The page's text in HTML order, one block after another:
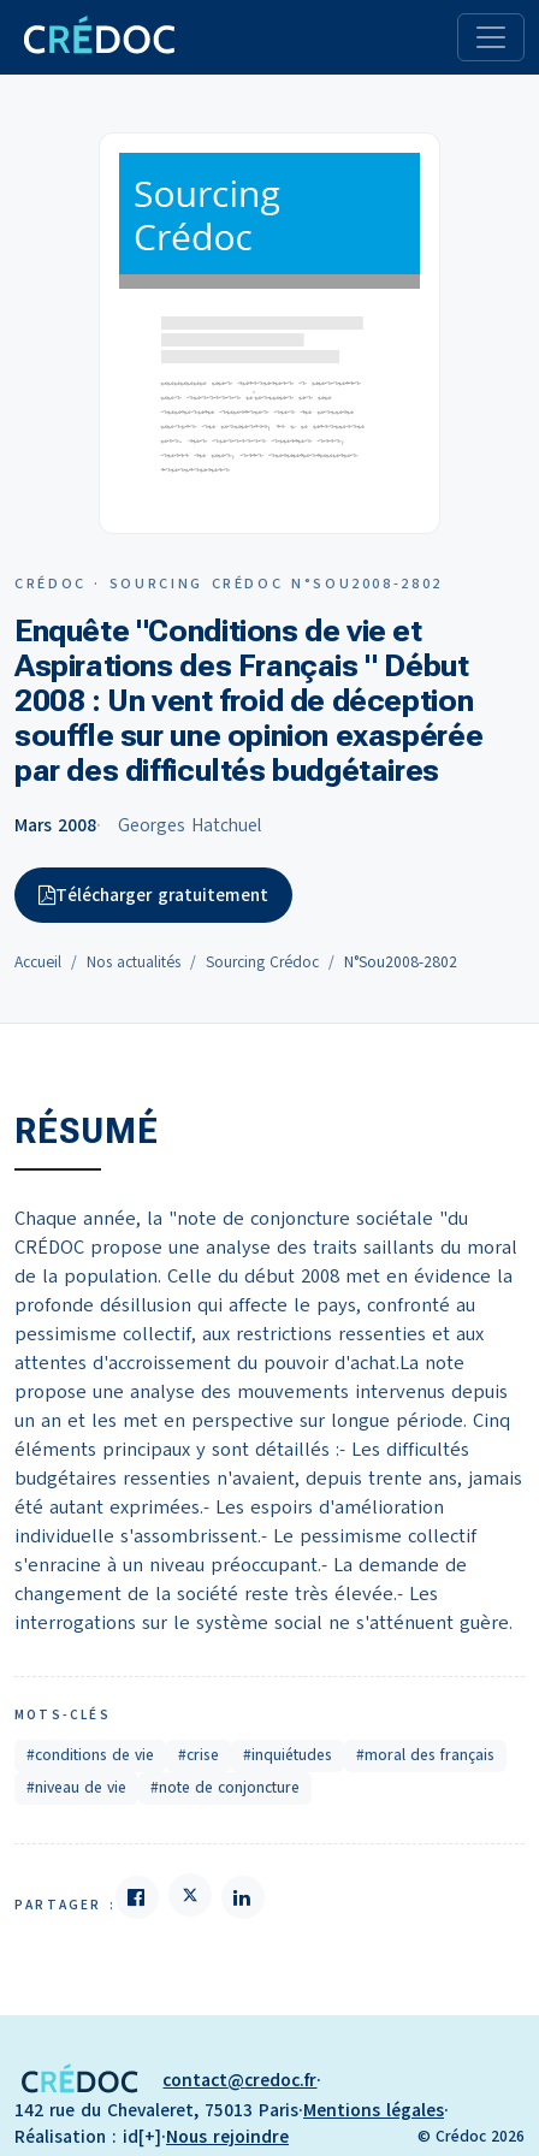
CRÉDOC · SOURCING CRÉDOC N°SOU2008-2802
Enquête "Conditions de vie et
Aspirations des Français " Début
2008 : Un vent froid de déception
souffle sur une opinion exaspérée
par des difficultés budgétaires
Mars 2008 Georges Hatchuel
Télécharger gratuitement
Accueil Nos actualités Sourcing Crédoc N°Sou2008-2802
RÉSUMÉ
Chaque année, la "note de conjoncture sociétale "du
CRÉDOC propose une analyse des traits saillants du moral
de la population. Celle du début 2008 met en évidence la
profonde désillusion qui affecte le pays, confronté au
pessimisme collectif, aux restrictions ressenties et aux
attentes d'accroissement du pouvoir d'achat.La note
propose une analyse des mouvements intervenus depuis
un an et les met en perspective sur longue période. Cinq
éléments principaux y sont détaillés :- Les difficultés
budgétaires ressenties n'avaient, depuis trente ans, jamais
été autant exprimées.- Les espoirs d'amélioration
individuelle s'assombrissent.- Le pessimisme collectif
s'enracine à un niveau préoccupant.- La demande de
changement de la société reste très élevée.- Les
interrogations sur le système social ne s'atténuent guère.
MOTS-CLÉS
#conditions de vie #crise #inquiétudes
#moral des français
#niveau de vie
#note de conjoncture
PARTAGER :
contact credoc.fr·
142 rue du Chevaleret, 75013 Paris·Mentions légales·
Réalisation : id[+]·Nous rejoindre © Crédoc 2026